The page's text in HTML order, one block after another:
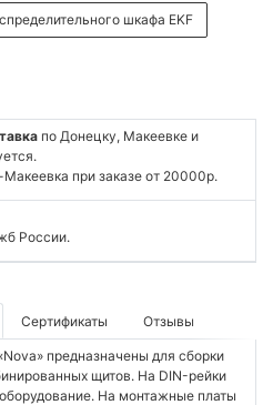
шкафа EKF
по Донецку, Макеевке и
при заказе от 20000р.
России.
Сертификаты Отзывы
предназначены для сборки
щитов. На DIN-рейки
На монтажные платы